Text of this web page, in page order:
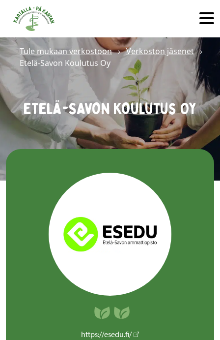
Skip to main content
Tule mukaan verkostoon › Verkoston jäsenet ›
Etelä-Savon Koulutus Oy
Etelä-Savon Koulutus Oy
https://esedu.fi/